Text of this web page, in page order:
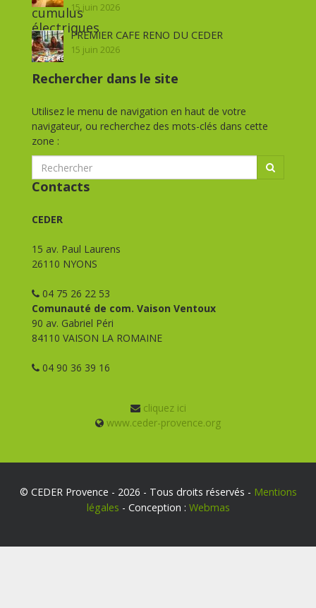
15 juin 2026
PREMIER CAFE RENO DU CEDER
15 juin 2026
Rechercher dans le site
Utilisez le menu de navigation en haut de votre
navigateur, ou recherchez des mots-clés dans cette
zone :
Contacts
CEDER
15 av. Paul Laurens
26110 NYONS
04 75 26 22 53
Comunauté de com. Vaison Ventoux
90 av. Gabriel Péri
84110 VAISON LA ROMAINE
04 90 36 39 16
cliquez ici
www.ceder-provence.org
© CEDER Provence - 2026 - Tous droits réservés - Mentions
légales - Conception : Webmas